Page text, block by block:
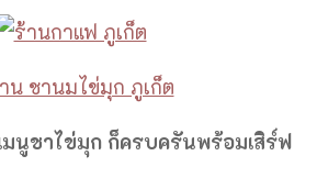
มนูชาไข่มุก ก็ครบครันพร้อมเสิร์ฟ